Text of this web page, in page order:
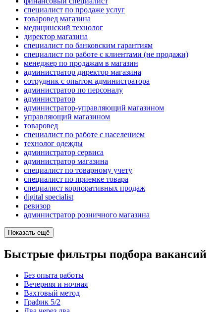
специалист по продаже услуг
товаровед магазина
медицинский технолог
директор магазина
специалист по банковским гарантиям
специалист по работе с клиентами (не продажи)
менеджер по продажам в магазин
администратор директор магазина
сотрудник с опытом администратора
администратор по персоналу
администратор
администратор-управляющий магазином
управляющий магазином
товаровед
специалист по работе с населением
технолог одежды
администратор сервиса
администратор магазина
специалист по товарному учету
специалист по приемке товара
специалист корпоративных продаж
digital specialist
ревизор
администратор розничного магазина
Показать ещё
Быстрые фильтры подбора вакансий
Без опыта работы
Вечерняя и ночная
Вахтовый метод
График 5/2